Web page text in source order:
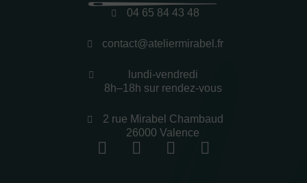
04 65 84 43 48
contact@ateliermirabel.fr
lundi-vendredi
8h–18h sur rendez-vous
2 rue Mirabel Chambaud
26000 Valence